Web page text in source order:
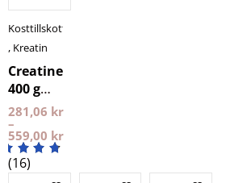
Kosttillskott
, Kreatin
Creatine
400 g
NXT LVL
281,06 kr
–
559,00 kr
(16)